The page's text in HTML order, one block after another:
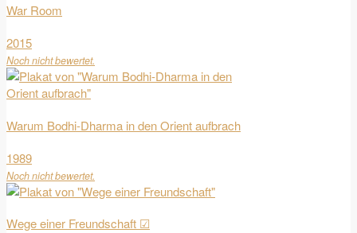
War Room
2015
Noch nicht bewertet.
Warum Bodhi-Dharma in den Orient aufbrach
1989
Noch nicht bewertet.
Wege einer Freundschaft ☑